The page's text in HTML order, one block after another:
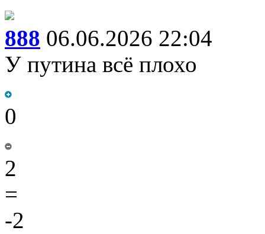
888 06.06.2026 22:04
У путина всё плохо
0
2
=
-2